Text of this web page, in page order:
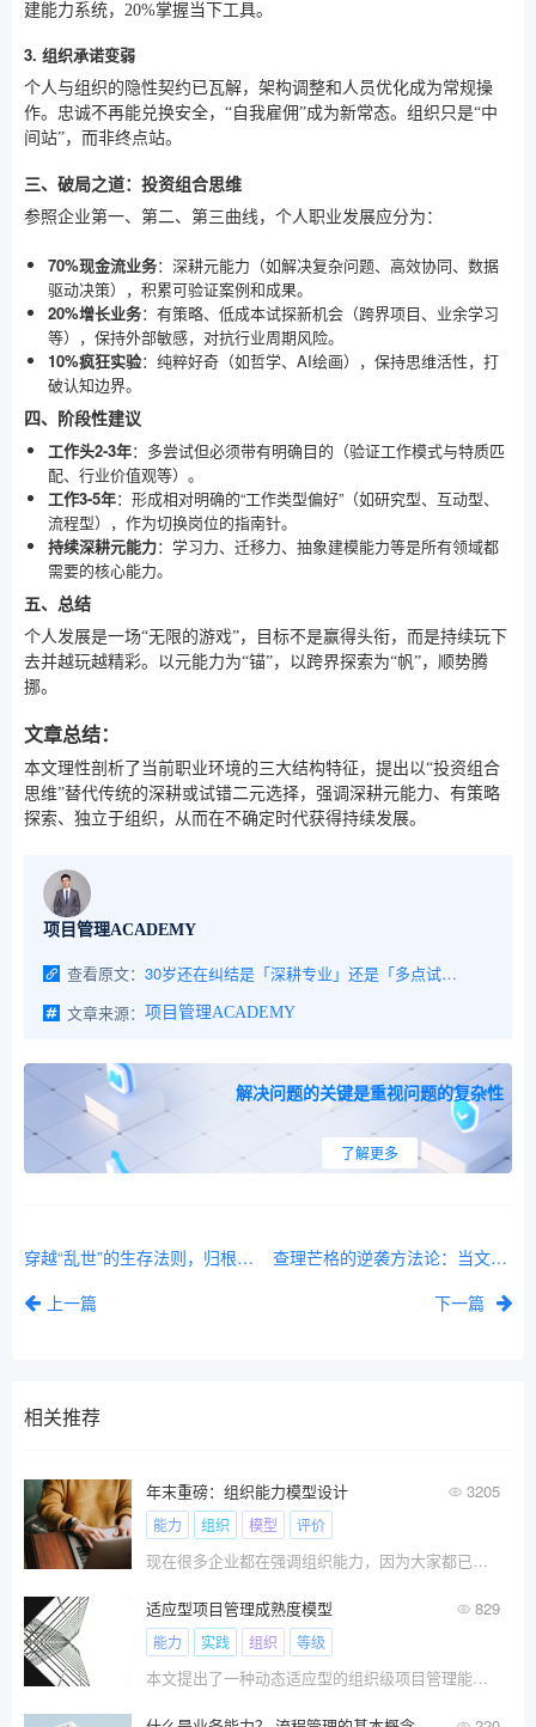
建能力系统，20%掌握当下工具。
3. 组织承诺变弱
个人与组织的隐性契约已瓦解，架构调整和人员优化成为常规操
作。忠诚不再能兑换安全，“自我雇佣”成为新常态。组织只是“中
间站”，而非终点站。
三、破局之道：投资组合思维
参照企业第一、第二、第三曲线，个人职业发展应分为：
70%现金流业务：深耕元能力（如解决复杂问题、高效协同、数据
驱动决策），积累可验证案例和成果。
20%增长业务：有策略、低成本试探新机会（跨界项目、业余学习
等），保持外部敏感，对抗行业周期风险。
10%疯狂实验：纯粹好奇（如哲学、AI绘画），保持思维活性，打
破认知边界。
四、阶段性建议
工作头2-3年：多尝试但必须带有明确目的（验证工作模式与特质匹
配、行业价值观等）。
工作3-5年：形成相对明确的“工作类型偏好”（如研究型、互动型、
流程型），作为切换岗位的指南针。
持续深耕元能力：学习力、迁移力、抽象建模能力等是所有领域都
需要的核心能力。
五、总结
个人发展是一场“无限的游戏”，目标不是赢得头衔，而是持续玩下
去并越玩越精彩。以元能力为“锚”，以跨界探索为“帆”，顺势腾
挪。
文章总结：
本文理性剖析了当前职业环境的三大结构特征，提出以“投资组合
思维”替代传统的深耕或试错二元选择，强调深耕元能力、有策略
探索、独立于组织，从而在不确定时代获得持续发展。
项目管理ACADEMY
查看原文：
30岁还在纠结是「深耕专业」还是「多点试错」的，问题一般出在25岁
文章来源： 项目管理ACADEMY
解决问题的关键是重视问题的复杂性
了解更多
穿越“乱世”的生存法则，归根结底就看这两点
上一篇
查理芒格的逆袭方法论：当文凭沦为“废纸”，向上卷难有出路，向下卷或可新生
下一篇
相关推荐
年末重磅：组织能力模型设计 3205
能力 组织 模型 评价
现在很多企业都在强调组织能力，因为大家都已经意识到，过去靠红利赚快钱的时代快要结束了，未来比拼的是组织能力。
适应型项目管理成熟度模型 829
能力 实践 组织 等级
本文提出了一种动态适应型的组织级项目管理能力成熟度的模型。该模型基于以下三个原则进行构建：1）建立持续改进的机制是成熟度发展的起点；2）不存在预设的、可以用于评估任何组织的标准清单；3）不预设最高的成熟度等级，而是采用适应型的成熟度等级模型